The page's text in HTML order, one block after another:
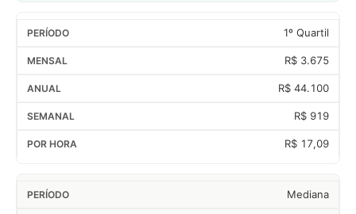
1º Quartil
R$ 3.675
R$ 44.100
R$ 919
R$ 17,09
Mediana